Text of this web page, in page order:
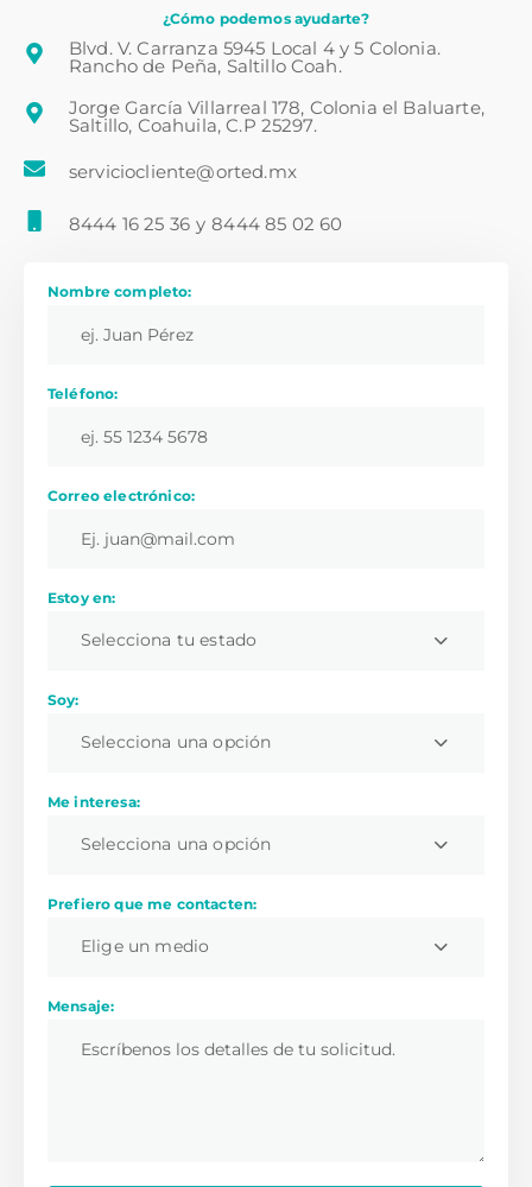
¿Cómo podemos ayudarte?
Blvd. V. Carranza 5945 Local 4 y 5 Colonia.
Rancho de Peña, Saltillo Coah.
Jorge García Villarreal 178, Colonia el Baluarte,
Saltillo, Coahuila, C.P 25297.
serviciocliente@orted.mx
8444 16 25 36 y 8444 85 02 60
Nombre completo:
Teléfono:
Correo electrónico:
Estoy en:
Selecciona tu estado
Soy:
Selecciona una opción
Me interesa:
Selecciona una opción
Prefiero que me contacten:
Elige un medio
Mensaje: